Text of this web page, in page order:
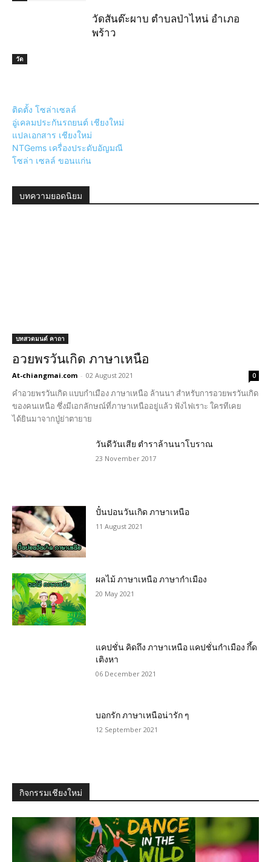
วัด
วัดสันต๊ะผาบ ตำบลป่าไหน่ อำเภอ
พร้าว
ติดตั้ง โซล่าเซลล์
อู่เคลมประกันรถยนต์ เชียงใหม่
แปลเอกสาร เชียงใหม่
NTGems เครื่องประดับอัญมณี
โซล่า เซลล์ ขอนแก่น
บทความยอดนิยม
บทสวดมนต์ คาถา
อวยพรวันเกิด ภาษาเหนือ
At-chiangmai.com - 02 August 2021 0
คำอวยพรวันเกิด แบบกำเมือง ภาษาเหนือ ล้านนา สำหรับการอวยพรวันเกิด
ของคนเหนือ ซึ่งมีเอกลักษณ์ที่ภาษาเหนืออยู่แล้ว ฟังไฟเราะ ใครทีเคย
ได้ยินมาจากปู่ย่าตายาย
วันดีวันเสีย ตำราล้านนาโบราณ
23 November 2017
ปั๋นปอนวันเกิด ภาษาเหนือ
11 August 2021
ผลไม้ ภาษาเหนือ ภาษากำเมือง
20 May 2021
แคปชั่น คิดถึง ภาษาเหนือ แคปชั่นกำเมือง กึ้ด
เติงหา
06 December 2021
บอกรัก ภาษาเหนือน่ารัก ๆ
12 September 2021
กิจกรรมเชียงใหม่